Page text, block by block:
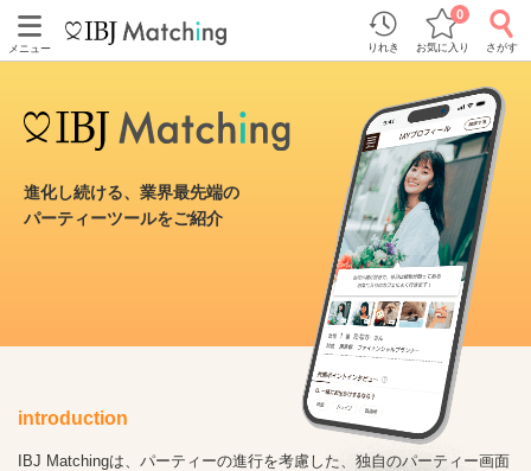
メニュー りれき お気に入り
0
さがす
進化し続ける、業界最先端の
パーティーツールをご紹介
introduction
IBJ Matchingは、パーティーの進行を考慮した、独自のパーティー画面